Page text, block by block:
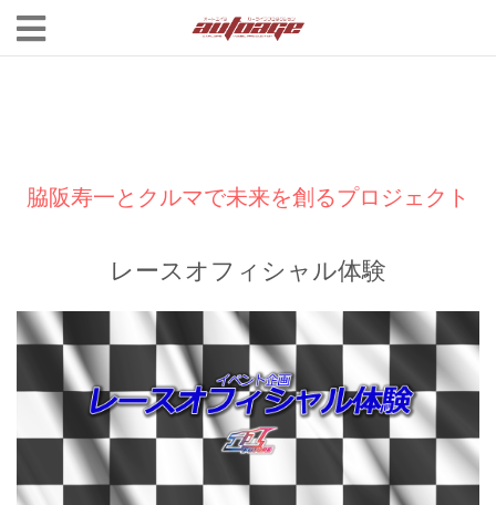
脇阪寿一とクルマで未来を創るプロジェクト
レースオフィシャル体験